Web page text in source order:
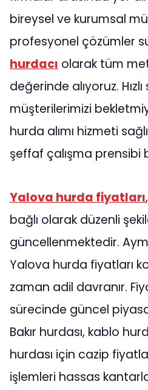
bireysel ve kurumsal
profesyonel çözümler
hurdacı olarak tüm
değerinde alıyoruz. Hızlı
müşterilerimizi
hurda alımı hizmeti
şeffaf çalışma prensibi
Yalova hurda fiyatları
bağlı olarak düzenli
güncellenmektedir.
Yalova hurda fiyatları
zaman adil davranır.
sürecinde güncel
Bakır hurdası, kablo
hurdası için cazip
işlemleri hassas